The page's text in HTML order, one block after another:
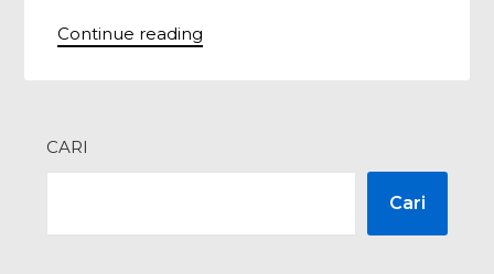
Continue reading
CARI
Cari